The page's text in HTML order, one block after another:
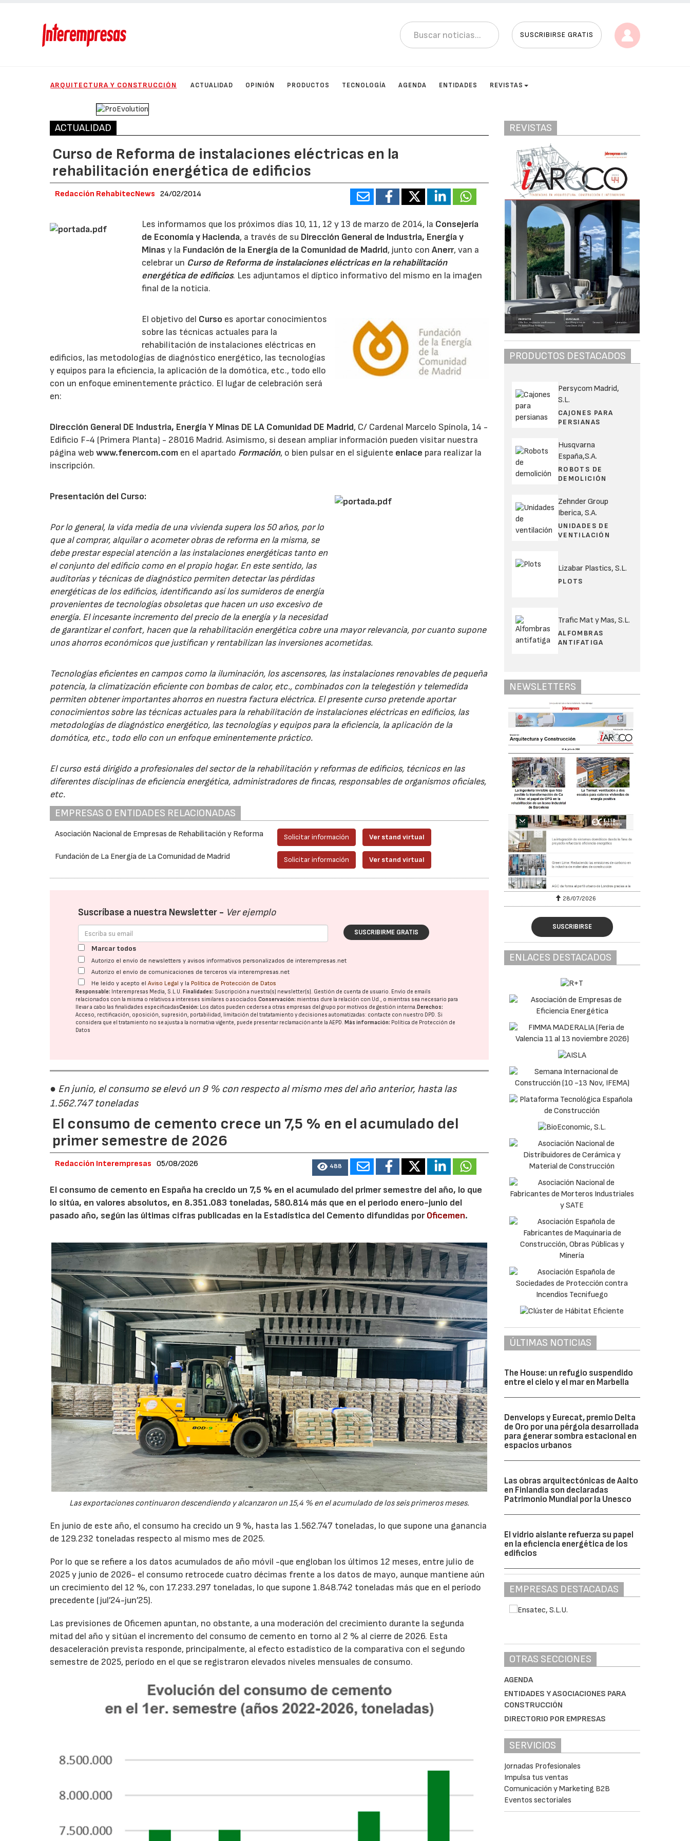
SUSCRIBIRSE GRATIS
ARQUITECTURA Y CONSTRUCCIÓN ACTUALIDAD OPINIÓN PRODUCTOS TECNOLOGÍA AGENDA ENTIDADES REVISTAS
ACTUALIDAD
Curso de Reforma de instalaciones eléctricas en la
rehabilitación energética de edificios
Redacción RehabitecNews 24/02/2014
Les informamos que los próximos días 10, 11, 12 y 13 de marzo de 2014, la Consejería
de Economía y Hacienda, a través de su Dirección General de Industria, Energía y
Minas y la Fundación de la Energía de la Comunidad de Madrid, junto conAnerr, van a
celebrar un Curso de Reforma de instalaciones eléctricas en la rehabilitación
energética de edificios. Les adjuntamos el díptico informativo del mismo en la imagen
final de la noticia.
El objetivo del Curso es aportar conocimientos
sobre las técnicas actuales para la
rehabilitación de instalaciones eléctricas en
edificios, las metodologías de diagnóstico energético, las tecnologías
y equipos para la eficiencia, la aplicación de la domótica, etc., todo ello
con un enfoque eminentemente práctico. El lugar de celebración será
en:
Dirección General DE Industria, Energía Y Minas DE LA Comunidad DE Madrid, C/ Cardenal Marcelo Spínola, 14 -
Edificio F-4 (Primera Planta) - 28016 Madrid. Asimismo, si desean ampliar información pueden visitar nuestra
página webwww.fenercom.com en el apartado Formación, o bien pulsar en el siguiente enlace para realizar la
inscripción.
Presentación del Curso:
Por lo general, la vida media de una vivienda supera los 50 años, por lo
que al comprar, alquilar o acometer obras de reforma en la misma, se
debe prestar especial atención a las instalaciones energéticas tanto en
el conjunto del edificio como en el propio hogar. En este sentido, las
auditorías y técnicas de diagnóstico permiten detectar las pérdidas
energéticas de los edificios, identificando así los sumideros de energía
provenientes de tecnologías obsoletas que hacen un uso excesivo de
energía. El incesante incremento del precio de la energía y la necesidad
de garantizar el confort, hacen que la rehabilitación energética cobre una mayor relevancia, por cuanto supone
unos ahorros económicos que justifican y rentabilizan las inversiones acometidas.
Tecnologías eficientes en campos como la iluminación, los ascensores, las instalaciones renovables de pequeña
potencia, la climatización eficiente con bombas de calor, etc., combinados con la telegestión y telemedida
permiten obtener importantes ahorros en nuestra factura eléctrica. El presente curso pretende aportar
conocimientos sobre las técnicas actuales para la rehabilitación de instalaciones eléctricas en edificios, las
metodologías de diagnóstico energético, las tecnologías y equipos para la eficiencia, la aplicación de la
domótica, etc., todo ello con un enfoque eminentemente práctico.
El curso está dirigido a profesionales del sector de la rehabilitación y reformas de edificios, técnicos en las
diferentes disciplinas de eficiencia energética, administradores de fincas, responsables de organismos oficiales,
etc.
EMPRESAS O ENTIDADES RELACIONADAS
Asociación Nacional de Empresas de Rehabilitación y Reforma Solicitar información Ver stand virtual
Fundación de La Energía de La Comunidad de Madrid Solicitar información Ver stand virtual
Suscríbase a nuestra Newsletter - Ver ejemplo
SUSCRIBIRME GRATIS
Marcar todos
Autorizo el envío de newsletters y avisos informativos personalizados de interempresas.net
Autorizo el envío de comunicaciones de terceros vía interempresas.net
He leído y acepto elAviso Legal y la Política de Protección de Datos
Responsable: Interempresas Media, S.L.U. Finalidades: Suscripción a nuestra(s) newsletter(s). Gestión de cuenta de usuario. Envío de emails
relacionados con la misma o relativos a intereses similares o asociados.Conservación: mientras dure la relación con Ud., o mientras sea necesario para
llevar a cabo las finalidades especificadasCesión: Los datos pueden cederse a otras empresas del grupo por motivos de gestión interna. Derechos:
Acceso, rectificación, oposición, supresión, portabilidad, limitación del tratatamiento y decisiones automatizadas: contacte con nuestro DPD. Si
considera que el tratamiento no se ajusta a la normativa vigente, puede presentar reclamación ante laAEPD. Más información: Política de Protección de
Datos
● En junio, el consumo se elevó un 9 % con respecto al mismo mes del año anterior, hasta las
1.562.747 toneladas
El consumo de cemento crece un 7,5 % en el acumulado del
primer semestre de 2026
Redacción Interempresas 05/08/2026 488
El consumo de cemento en España ha crecido un 7,5 % en el acumulado del primer semestre del año, lo que
lo sitúa, en valores absolutos, en 8.351.083 toneladas, 580.814 más que en el periodo enero-junio del
pasado año, según las últimas cifras publicadas en la Estadística del Cemento difundidas porOficemen.
Las exportaciones continuaron descendiendo y alcanzaron un 15,4 % en el acumulado de los seis primeros meses.
En junio de este año, el consumo ha crecido un 9 %, hasta las 1.562.747 toneladas, lo que supone una ganancia
de 129.232 toneladas respecto al mismo mes de 2025.
Por lo que se refiere a los datos acumulados de año móvil -que engloban los últimos 12 meses, entre julio de
2025 y junio de 2026- el consumo retrocede cuatro décimas frente a los datos de mayo, aunque mantiene aún
un crecimiento del 12 %, con 17.233.297 toneladas, lo que supone 1.848.742 toneladas más que en el período
precedente (jul’24-jun’25).
Las previsiones de Oficemen apuntan, no obstante, a una moderación del crecimiento durante la segunda
mitad del año y sitúan el incremento del consumo de cemento en torno al 2 % al cierre de 2026. Esta
desaceleración prevista responde, principalmente, al efecto estadístico de la comparativa con el segundo
semestre de 2025, período en el que se registraron elevados niveles mensuales de consumo.
REVISTAS
PRODUCTOS DESTACADOS
Persycom Madrid,
S.L.
CAJONES PARA
PERSIANAS
Husqvarna
España,S.A.
ROBOTS DE
DEMOLICIÓN
Zehnder Group
Iberica, S.A.
UNIDADES DE
VENTILACIÓN
Lizabar Plastics, S.L.
PLOTS
Trafic Mat y Mas, S.L.
ALFOMBRAS
ANTIFATIGA
NEWSLETTERS
28/07/2026
SUSCRIBIRSE
ENLACES DESTACADOS
ÚLTIMAS NOTICIAS
The House: un refugio suspendido
entre el cielo y el mar en Marbella
Denvelops y Eurecat, premio Delta
de Oro por una pérgola desarrollada
para generar sombra estacional en
espacios urbanos
Las obras arquitectónicas de Aalto
en Finlandia son declaradas
Patrimonio Mundial por la Unesco
El vidrio aislante refuerza su papel
en la eficiencia energética de los
edificios
EMPRESAS DESTACADAS
OTRAS SECCIONES
AGENDA
ENTIDADES Y ASOCIACIONES PARA
CONSTRUCCIÓN
DIRECTORIO POR EMPRESAS
SERVICIOS
Jornadas Profesionales
Impulsa tus ventas
Comunicación y Marketing B2B
Eventos sectoriales